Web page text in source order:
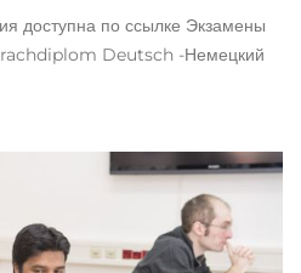
доступна по ссылке Экзамены
Deutsch -Немецкий